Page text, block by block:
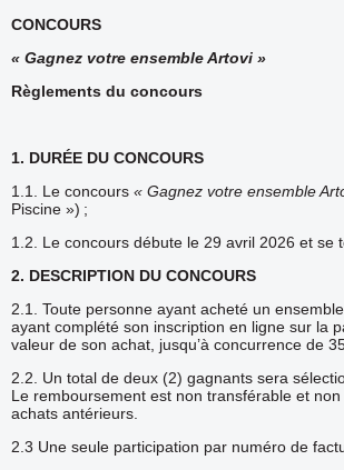
CONCOURS
« Gagnez votre ensemble Artovi »
Règlements du concours
1. DURÉE DU CONCOURS
1.1. Le concours « Gagnez votre ensemble
Piscine ») ;
1.2. Le concours débute le 29 avril 2026 et se
2. DESCRIPTION DU CONCOURS
2.1. Toute personne ayant acheté un
ayant complété son inscription en ligne sur la
valeur de son achat, jusqu’à concurrence de
2.2. Un total de deux (2) gagnants sera
Le remboursement est non transférable et
achats antérieurs.
2.3 Une seule participation par numéro de